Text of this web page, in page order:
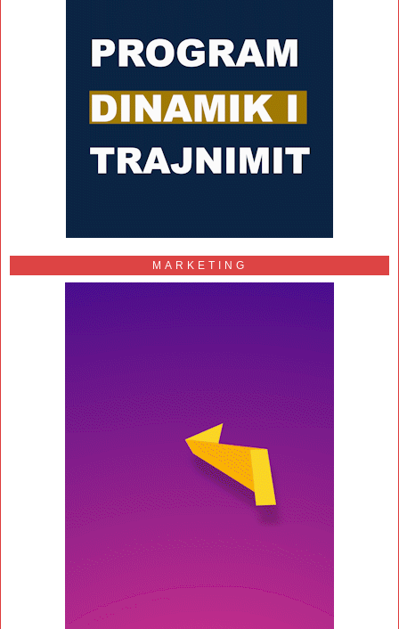
MARKETING